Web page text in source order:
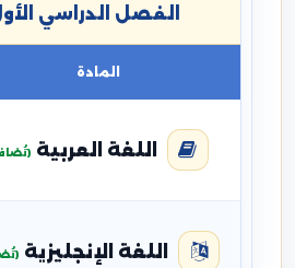
الفصل الدراسي
المادة
اللغة العربية
اللغة الإنجليزية